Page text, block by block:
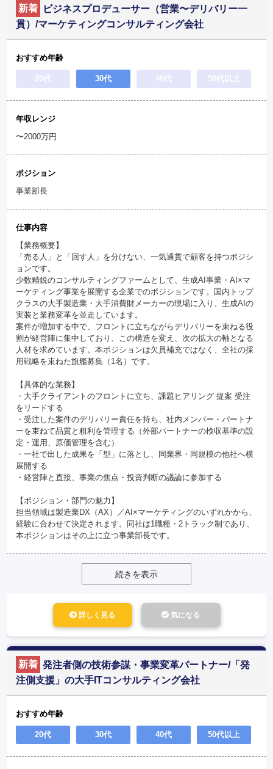
新着
ビジネスプロデューサー（営業〜デリバリー一
貫）/マーケティングコンサルティング会社
おすすめ年齢
20代 30代 40代 50代以上
年収レンジ
〜2000万円
ポジション
事業部長
仕事内容
【業務概要】
「売る人」と「回す人」を分けない、一気通貫で顧客を持つポジシ
ョンです。
少数精鋭のコンサルティングファームとして、生成AI事業・AI×マ
ーケティング事業を展開する企業でのポジションです。国内トップ
クラスの大手製造業・大手消費財メーカーの現場に入り、生成AIの
実装と業務変革を並走しています。
案件が増加する中で、フロントに立ちながらデリバリーを束ねる役
割が経営陣に集中しており、この構造を変え、次の拡大の軸となる
人材を求めています。本ポジションは欠員補充ではなく、全社の採
用戦略を束ねた旗艦募集（1名）です。
【具体的な業務】
・大手クライアントのフロントに立ち、課題ヒアリング 提案 受注
をリードする
・受注した案件のデリバリー責任を持ち、社内メンバー・パートナ
ーを束ねて品質と粗利を管理する（外部パートナーの検収基準の設
定・運用、原価管理を含む）
・一社で出した成果を「型」に落とし、同業界・同規模の他社へ横
展開する
・経営陣と直接、事業の焦点・投資判断の議論に参加する
【ポジション・部門の魅力】
担当領域は製造業DX（AX）／AI×マーケティングのいずれかから、
経験に合わせて決定されます。同社は1職種・2トラック制であり、
本ポジションはその上に立つ事業部長です。
続きを表示
詳しく見る 気になる
新着 発注者側の技術参謀・事業変革パートナー/「発
注側支援」の大手ITコンサルティング会社
おすすめ年齢
20代 30代 40代 50代以上